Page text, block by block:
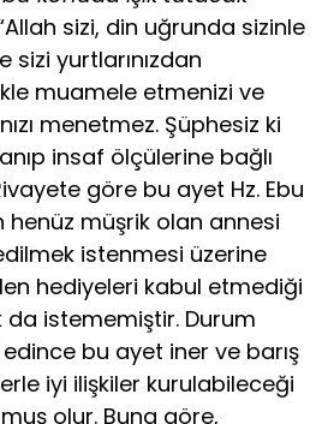
sizi, din uğrunda sizinle
yurtlarınızdan
muamele etmenizi ve
menetmez. Şüphesiz ki
insaf ölçülerine bağlı
göre bu ayet Hz. Ebu
henüz müşrik olan annesi
istenmesi üzerine
hediyeleri kabul etmediği
da istememiştir. Durum
bu ayet iner ve barış
iyi ilişkiler kurulabileceği
olur. Buna göre,